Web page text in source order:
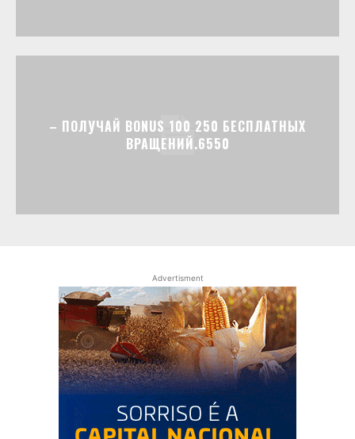
– ПОЛУЧАЙ BONUS 100 250 БЕСПЛАТНЫХ
ВРАЩЕНИЙ.6550
Advertisment